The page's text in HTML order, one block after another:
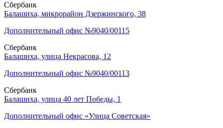
Сбербанк
Балашиха, микрорайон Дзержинского, 38
Дополнительный офис №9040/00115
Сбербанк
Балашиха, улица Некрасова, 12
Дополнительный офис №9040/00113
Сбербанк
Балашиха, улица 40 лет Победы, 1
Дополнительный офис «Улица Советская»